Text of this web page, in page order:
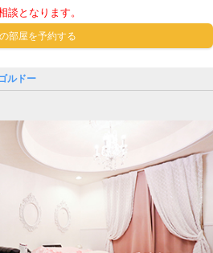
となります。
部屋を予約する
ルドー